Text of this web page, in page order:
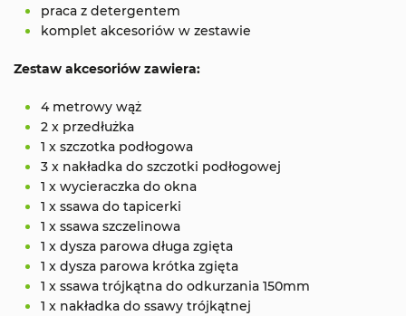
praca z detergentem
komplet akcesoriów w zestawie
Zestaw akcesoriów zawiera:
4 metrowy wąż
2 x przedłużka
1 x szczotka podłogowa
3 x nakładka do szczotki podłogowej
1 x wycieraczka do okna
1 x ssawa do tapicerki
1 x ssawa szczelinowa
1 x dysza parowa długa zgięta
1 x dysza parowa krótka zgięta
1 x ssawa trójkątna do odkurzania 150mm
1 x nakładka do ssawy trójkątnej